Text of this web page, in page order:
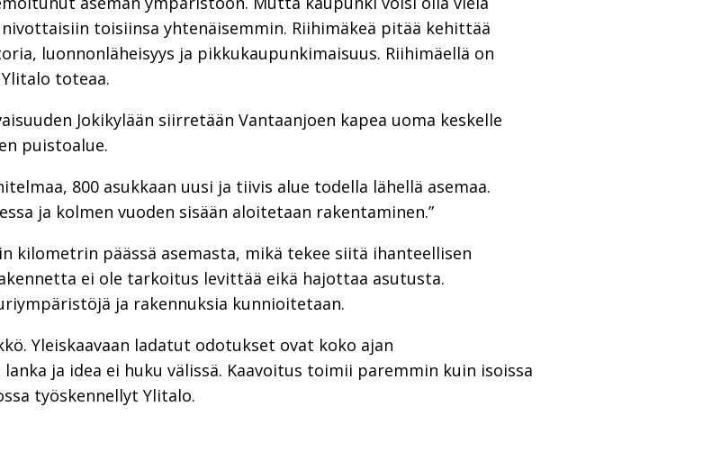
toisiinsa yhtenäisemmin. Riihimäkeä pitää kehittää
luonnonläheisyys ja pikkukaupunkimaisuus. Riihimäellä on
toteaa.
Jokikylään siirretään Vantaanjoen kapea uoma keskelle
puistoalue.
800 asukkaan uusi ja tiivis alue todella lähellä asemaa.
ja kolmen vuoden sisään aloitetaan rakentaminen.”
kilometrin päässä asemasta, mikä tekee siitä ihanteellisen
ei ole tarkoitus levittää eikä hajottaa asutusta.
ja rakennuksia kunnioitetaan.
Yleiskaavaan ladatut odotukset ovat koko ajan
ja idea ei huku välissä. Kaavoitus toimii paremmin kuin isoissa
työskennellyt Ylitalo.